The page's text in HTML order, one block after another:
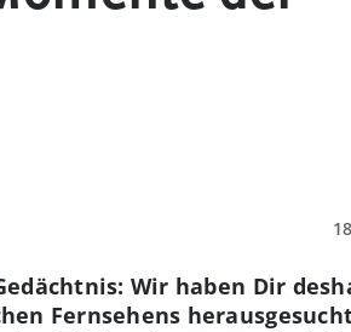
Wir haben Dir
Fernsehens